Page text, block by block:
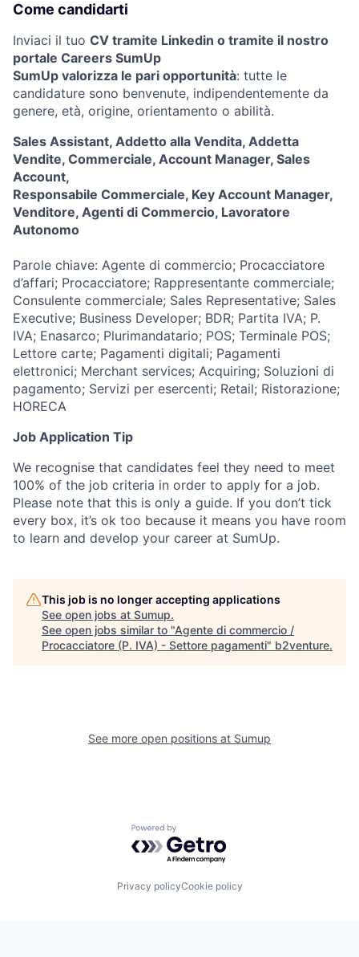
Come candidarti
Inviaci il tuo CV tramite Linkedin o tramite il nostro
portale Careers SumUp
SumUp valorizza le pari opportunità: tutte le
candidature sono benvenute, indipendentemente da
genere, età, origine, orientamento o abilità.
Sales Assistant, Addetto alla Vendita, Addetta
Vendite, Commerciale, Account Manager, Sales
Account,
Responsabile Commerciale, Key Account Manager,
Venditore, Agenti di Commercio, Lavoratore
Autonomo
Parole chiave: Agente di commercio; Procacciatore
d’affari; Procacciatore; Rappresentante commerciale;
Consulente commerciale; Sales Representative; Sales
Executive; Business Developer; BDR; Partita IVA; P.
IVA; Enasarco; Plurimandatario; POS; Terminale POS;
Lettore carte; Pagamenti digitali; Pagamenti
elettronici; Merchant services; Acquiring; Soluzioni di
pagamento; Servizi per esercenti; Retail; Ristorazione;
HORECA
Job Application Tip
We recognise that candidates feel they need to meet
100% of the job criteria in order to apply for a job.
Please note that this is only a guide. If you don’t tick
every box, it’s ok too because it means you have room
to learn and develop your career at SumUp.
This job is no longer accepting applications
See open jobs at Sumup.
See open jobs similar to "Agente di commercio /
Procacciatore (P. IVA) - Settore pagamenti" b2venture.
See more open positions at Sumup
Powered by Getro.com
Privacy policyCookie policy